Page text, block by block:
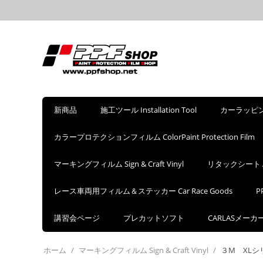
新商品 施工ツール Installation Tool カーラッピ
カラープロテクションフィルム ColorPaint Protection Film
マーキングフィルム Sign & Craft Vinyl リタックシー
レース車両用フィルム＆ステッカー Car Race Goods
講習会ページ プレカットソフト CARLASメーカ
ホーム / マーキングフィルム Sign & Craft Vinyl / ３M XLシ